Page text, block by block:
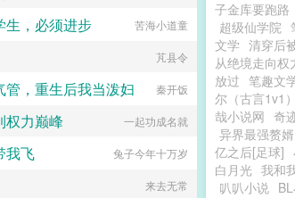
子金库要跑路
超级仙学院
文学 清穿后
从绝境走向权
放过 笔趣文
尔（古言1v1）
哉小说网 奇
异界最强赘婿
亿之后[足球]
白月光 我和
叭叭小说
生，必须进步 苦海小道童
芃县令
管，重生后我当泼妇 秦开饭
权力巅峰 一起功成名就
我飞 兔子今年十万岁
来去无常